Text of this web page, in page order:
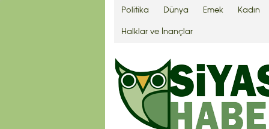
Politika Dünya Emek Kadın
Halklar ve İnançlar